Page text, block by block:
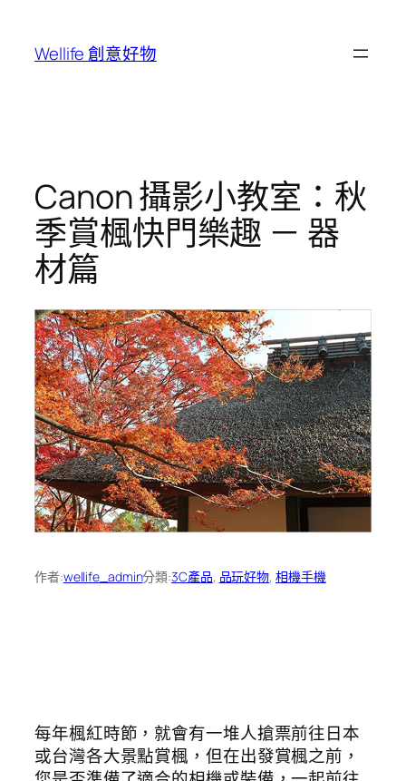
Wellife 創意好物
Canon 攝影小教室：秋
季賞楓快門樂趣 － 器
材篇
作者:wellife_admin分類:3C產品, 品玩好物, 相機手機
每年楓紅時節，就會有一堆人搶票前往日本
或台灣各大景點賞楓，但在出發賞楓之前，